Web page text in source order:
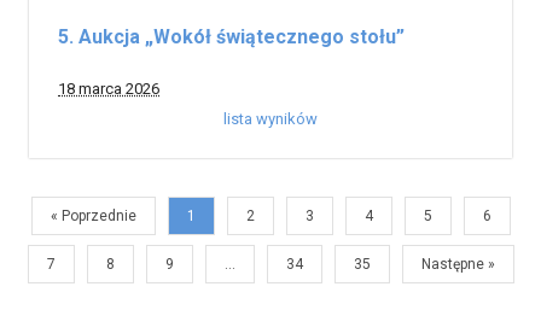
5. Aukcja „Wokół świątecznego stołu”
18 marca 2026
lista wyników
« Poprzednie 1 2 3 4 5 6
7 8 9 … 34 35 Następne »